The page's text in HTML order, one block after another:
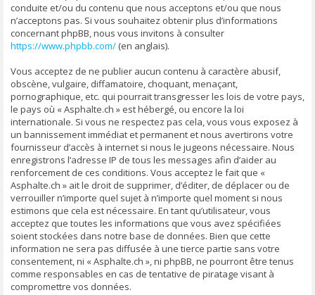
conduite et/ou du contenu que nous acceptons et/ou que nous
n’acceptons pas. Si vous souhaitez obtenir plus d’informations
concernant phpBB, nous vous invitons à consulter
https://www.phpbb.com/ (en anglais).
Vous acceptez de ne publier aucun contenu à caractère abusif,
obscène, vulgaire, diffamatoire, choquant, menaçant,
pornographique, etc. qui pourrait transgresser les lois de votre pays,
le pays où « Asphalte.ch » est hébergé, ou encore la loi
internationale. Si vous ne respectez pas cela, vous vous exposez à
un bannissement immédiat et permanent et nous avertirons votre
fournisseur d’accès à internet si nous le jugeons nécessaire. Nous
enregistrons l’adresse IP de tous les messages afin d’aider au
renforcement de ces conditions. Vous acceptez le fait que «
Asphalte.ch » ait le droit de supprimer, d’éditer, de déplacer ou de
verrouiller n’importe quel sujet à n’importe quel moment si nous
estimons que cela est nécessaire. En tant qu’utilisateur, vous
acceptez que toutes les informations que vous avez spécifiées
soient stockées dans notre base de données. Bien que cette
information ne sera pas diffusée à une tierce partie sans votre
consentement, ni « Asphalte.ch », ni phpBB, ne pourront être tenus
comme responsables en cas de tentative de piratage visant à
compromettre vos données.